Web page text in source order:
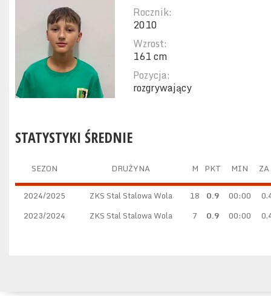
Rocznik:
2010
Wzrost:
161 cm
Pozycja:
rozgrywający
STATYSTYKI ŚREDNIE
SEZON DRUŻYNA M PKT MIN
2024/2025 ZKS Stal Stalowa Wola 18 0.9 00:00
2023/2024
ZKS Stal Stalowa Wola 7 0.9 00:00